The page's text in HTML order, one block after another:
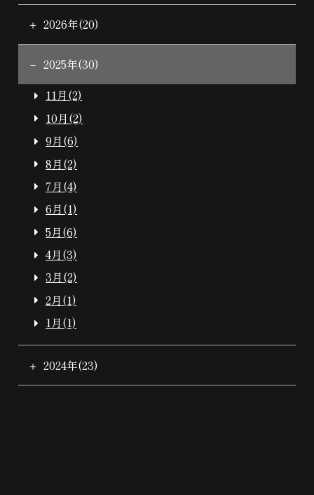
2026年(20)
2025年(30)
11月(2)
10月(2)
9月(6)
8月(2)
7月(4)
6月(1)
5月(6)
4月(3)
3月(2)
2月(1)
1月(1)
2024年(23)